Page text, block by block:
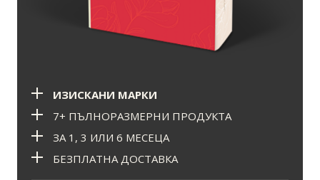
ИЗИСКАНИ МАРКИ
7+ ПЪЛНОРАЗМЕРНИ ПРОДУКТА
ЗА 1, 3 ИЛИ 6 МЕСЕЦА
БЕЗПЛАТНА ДОСТАВКА